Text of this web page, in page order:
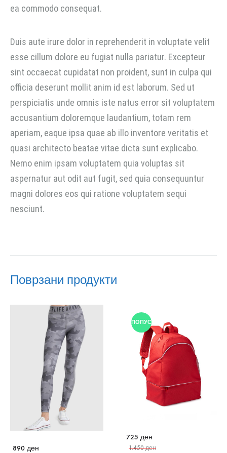
ea commodo consequat.
Duis aute irure dolor in reprehenderit in voluptate velit
esse cillum dolore eu fugiat nulla pariatur. Excepteur
sint occaecat cupidatat non proident, sunt in culpa qui
officia deserunt mollit anim id est laborum. Sed ut
perspiciatis unde omnis iste natus error sit voluptatem
accusantium doloremque laudantium, totam rem
aperiam, eaque ipsa quae ab illo inventore veritatis et
quasi architecto beatae vitae dicta sunt explicabo.
Nemo enim ipsam voluptatem quia voluptas sit
aspernatur aut odit aut fugit, sed quia consequuntur
magni dolores eos qui ratione voluptatem sequi
nesciunt.
Поврзани продукти
890 ден
ПОПУСТ
725 ден
1.450ден